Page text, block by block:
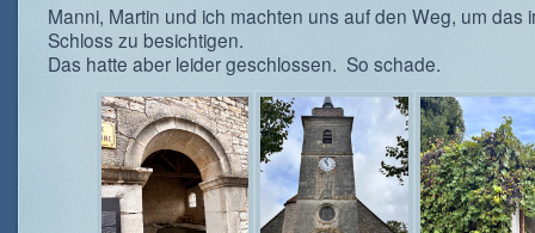
Manni, Martin und ich machten uns auf den Weg, um das
Schloss zu besichtigen.
Das hatte aber leider geschlossen. So schade.